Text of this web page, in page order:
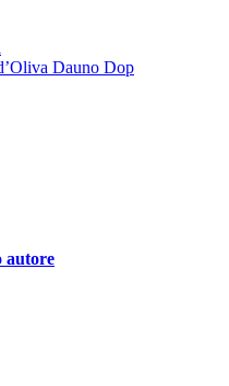
Dauno Dop
autore